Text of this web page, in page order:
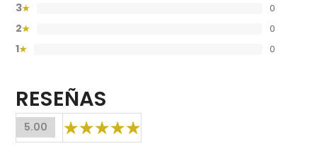
3★ 0
2★ 0
1★ 0
RESEÑAS
5.00